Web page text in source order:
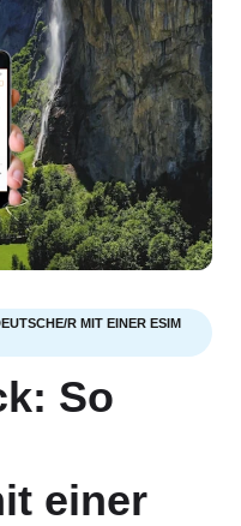
R MIT EINER ESIM
So
einer